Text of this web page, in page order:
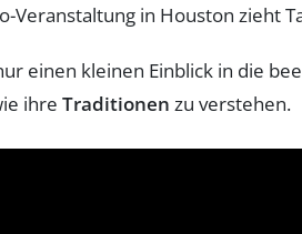
Veranstaltung in Houston zieht
einen kleinen Einblick in die
ihre Traditionen zu verstehen.